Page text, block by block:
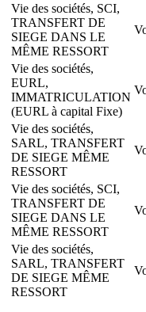
Vie des sociétés, SCI,
TRANSFERT DE
SIEGE DANS LE
MÊME RESSORT
Vie des sociétés,
EURL,
IMMATRICULATION
(EURL à capital Fixe)
Vie des sociétés,
SARL, TRANSFERT
DE SIEGE MÊME
RESSORT
Vie des sociétés, SCI,
TRANSFERT DE
SIEGE DANS LE
MÊME RESSORT
Vie des sociétés,
SARL, TRANSFERT
DE SIEGE MÊME
RESSORT